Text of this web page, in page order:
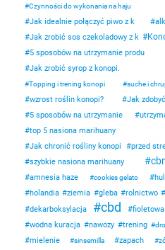
Czynności do wykonania na haju
Jak idealnie połączyć piwo z k
Jak zrobić sos czekoladowy z k
5 sposobów na utrzymanie produ
Jak zrobić syrop z konopi.
Topping i trening konopi suche i
wzrost roślin konopi?
Jak
5 sposobów na utrzymanie
top 5 nasiona marihuany
Jak chronić rośliny konopi
przed
szybkie nasiona marihuany
amnesia haze cookies gelato
holandia ziemia gleba rolnictwo
dekarboksylacja
cbd
wodna kuracja nawozy trening
mielenie
sinsemilla zapach